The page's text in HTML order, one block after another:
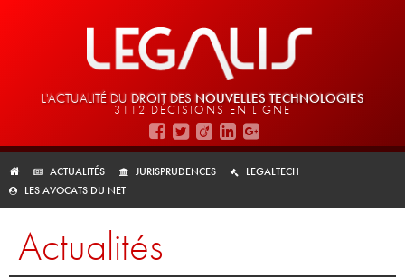
L'ACTUALITÉ DU DROIT DES NOUVELLES TECHNOLOGIES
3112 DÉCISIONS EN LIGNE
ACTUALITÉS JURISPRUDENCES
LEGALTECH
LES AVOCATS DU NET
Actualités